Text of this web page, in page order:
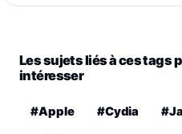
Les sujets liés à ces tags
intéresser
#Apple #Cydia